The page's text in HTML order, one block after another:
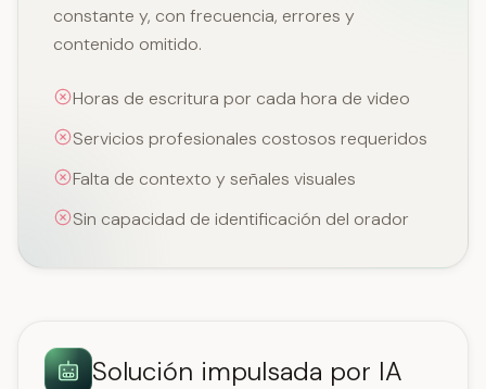
constante y, con frecuencia, errores y
contenido omitido.
Horas de escritura por cada hora de video
Servicios profesionales costosos requeridos
Falta de contexto y señales visuales
Sin capacidad de identificación del orador
Solución impulsada por IA